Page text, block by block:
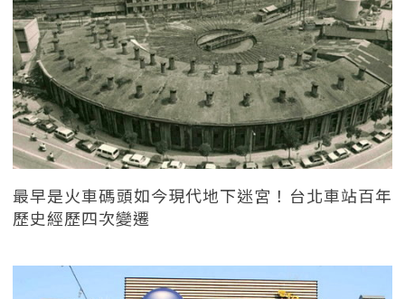
最早是火車碼頭如今現代地下迷宮！台北車站百年
歷史經歷四次變遷